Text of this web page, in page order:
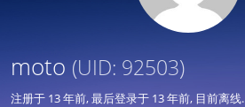
moto (UID: 92503)
注册于 13 年前, 最后登录于 13 年前, 目前离线.